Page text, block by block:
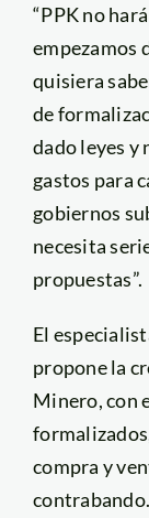
“PPK no
empezamos
quisiera
de
dado leyes y
gastos para
gobiernos
necesita
propuestas”.
El
propone la
Minero, con
compra y